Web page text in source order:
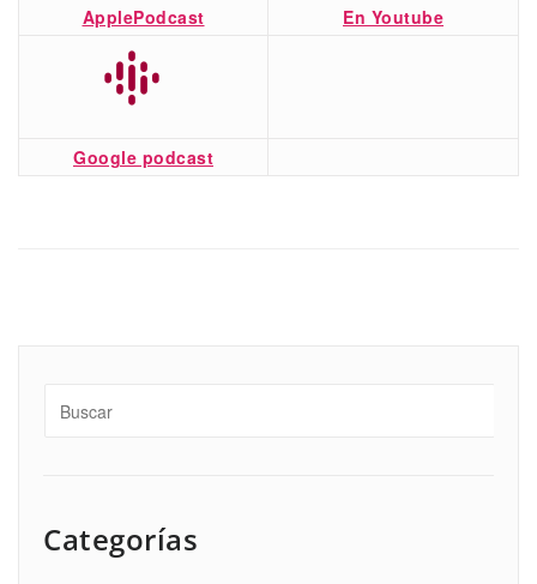
ApplePodcast En Youtube
Google podcast
Categorías